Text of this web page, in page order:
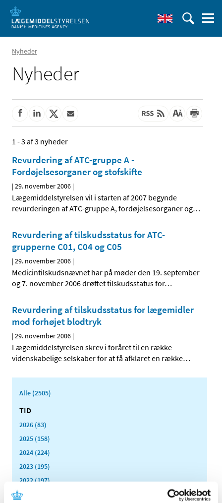
Nyheder
Nyheder
1 - 3 af 3 nyheder
Revurdering af ATC-gruppe A -
Fordøjelsesorganer og stofskifte
|29. november 2006 |
Lægemiddelstyrelsen vil i starten af 2007 begynde
revurderingen af ATC-gruppe A, fordøjelsesorganer og…
Revurdering af tilskudsstatus for ATC-
grupperne C01, C04 og C05
|29. november 2006 |
Medicintilskudsnævnet har på møder den 19. september
og 7. november 2006 drøftet tilskudsstatus for…
Revurdering af tilskudsstatus for lægemidler
mod forhøjet blodtryk
|29. november 2006 |
Lægemiddelstyrelsen skrev i foråret til en række
videnskabelige selskaber for at få afklaret en række…
Alle (2505)
TID
2026 (83)
2025 (158)
2024 (224)
2023 (195)
2022 (197)
2021 (516)